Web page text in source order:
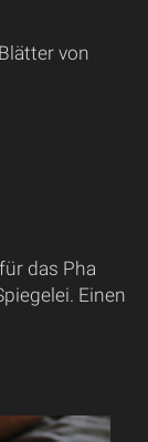
von
das Pha
Einen